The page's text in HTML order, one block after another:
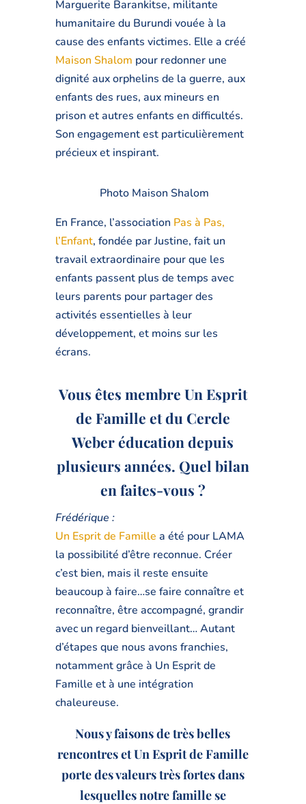
Marguerite Barankitse, militante
humanitaire du Burundi vouée à la
cause des enfants victimes. Elle a créé
Maison Shalom pour redonner une
dignité aux orphelins de la guerre, aux
enfants des rues, aux mineurs en
prison et autres enfants en difficultés.
Son engagement est particulièrement
précieux et inspirant.
Photo Maison Shalom
En France, l’association Pas à Pas,
l’Enfant, fondée par Justine, fait un
travail extraordinaire pour que les
enfants passent plus de temps avec
leurs parents pour partager des
activités essentielles à leur
développement, et moins sur les
écrans.
Vous êtes membre Un Esprit
de Famille et du Cercle
Weber éducation depuis
plusieurs années. Quel bilan
en faites-vous ?
Frédérique :
Un Esprit de Famille a été pour LAMA
la possibilité d’être reconnue. Créer
c’est bien, mais il reste ensuite
beaucoup à faire…se faire connaître et
reconnaître, être accompagné, grandir
avec un regard bienveillant… Autant
d’étapes que nous avons franchies,
notamment grâce à Un Esprit de
Famille et à une intégration
chaleureuse.
Nous y faisons de très belles
rencontres et Un Esprit de Famille
porte des valeurs très fortes dans
lesquelles notre famille se